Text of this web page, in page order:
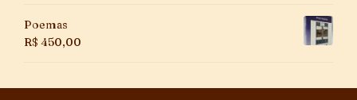
Poemas
R$ 450,00